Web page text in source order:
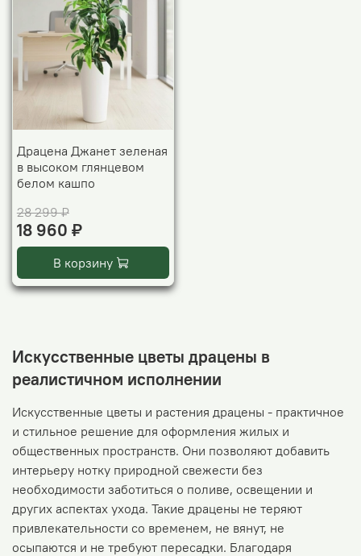
Драцена Джанет зеленая
в высоком глянцевом
белом кашпо
28 299 ₽
18 960 ₽
В корзину
Искусственные цветы драцены в
реалистичном исполнении
Искусственные цветы и растения драцены - практичное
и стильное решение для оформления жилых и
общественных пространств. Они позволяют добавить
интерьеру нотку природной свежести без
необходимости заботиться о поливе, освещении и
других аспектах ухода. Такие драцены не теряют
привлекательности со временем, не вянут, не
осыпаются и не требуют пересадки. Благодаря